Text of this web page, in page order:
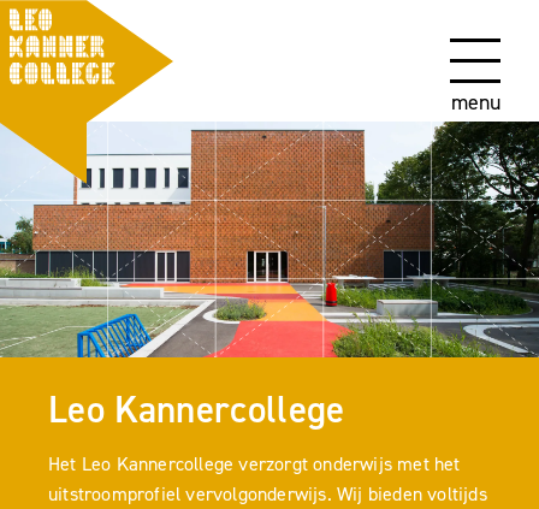
menu
Leo Kannercollege
Het Leo Kannercollege verzorgt onderwijs met het
uitstroomprofiel vervolgonderwijs. Wij bieden voltijds